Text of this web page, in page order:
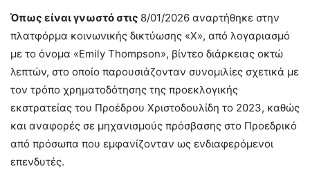
Όπως είναι γνωστό στις 8/01/2026 αναρτήθηκε στην
πλατφόρμα κοινωνικής δικτύωσης «Χ», από λογαριασμό
με το όνομα «Emily Thompson», βίντεο διάρκειας οκτώ
λεπτών, στο οποίο παρουσιάζονταν συνομιλίες σχετικά με
τον τρόπο χρηματοδότησης της προεκλογικής
εκστρατείας του Προέδρου Χριστοδουλίδη το 2023, καθώς
και αναφορές σε μηχανισμούς πρόσβασης στο Προεδρικό
από πρόσωπα που εμφανίζονταν ως ενδιαφερόμενοι
επενδυτές.